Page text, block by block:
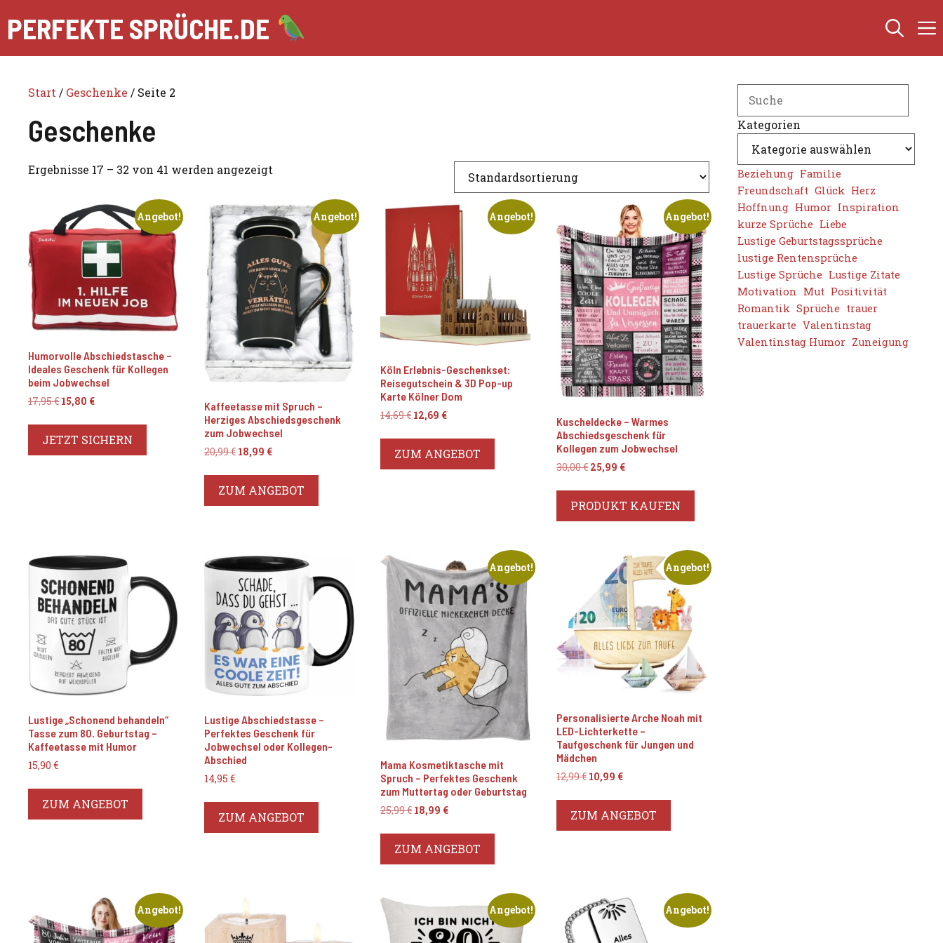
Inhalt
springen
PERFEKTE SPRÜCHE.DE
Start / Geschenke / Seite 2
Geschenke
Ergebnisse 17 – 32 von 41 werden angezeigt
Angebot!
Humorvolle Abschiedstasche –
Ideales Geschenk für Kollegen
beim Jobwechsel
17,95€ Ursprünglicher
war:
17,95 €
15,80 €Aktueller
ist:
15,80 €.
JETZT SICHERN
Angebot!
Kaffeetasse mit Spruch –
Herziges Abschiedsgeschenk
zum Jobwechsel
20,99€ Ursprünglicher
war:
20,99 €
18,99 €Aktueller
ist:
18,99 €.
ZUM ANGEBOT
Angebot!
Köln Erlebnis-Geschenkset:
Reisegutschein & 3D Pop-up
Karte Kölner Dom
14,69€ Ursprünglicher
war:
14,69 €
12,69 €Aktueller
ist:
12,69 €.
ZUM ANGEBOT
Angebot!
Kuscheldecke – Warmes
Abschiedsgeschenk für
Kollegen zum Jobwechsel
30,00€ Ursprünglicher
war:
30,00 €
25,99 €Aktueller
ist:
25,99 €.
PRODUKT KAUFEN
Lustige „Schonend behandeln“
Tasse zum 80. Geburtstag –
Kaffeetasse mit Humor
15,90 €
ZUM ANGEBOT
Lustige Abschiedstasse –
Perfektes Geschenk für
Jobwechsel oder Kollegen-
Abschied
14,95€
ZUM ANGEBOT
Angebot!
Mama Kosmetiktasche mit
Spruch – Perfektes Geschenk
zum Muttertag oder Geburtstag
25,99€ Ursprünglicher
war:
25,99 €
18,99 €Aktueller
ist:
18,99 €.
ZUM ANGEBOT
Angebot!
Personalisierte Arche Noah mit
LED-Lichterkette –
Taufgeschenk für Jungen und
Mädchen
12,99€ Ursprünglicher
war:
12,99 €
10,99 €Aktueller
ist:
10,99 €.
ZUM ANGEBOT
Angebot! Angebot! Angebot!
Kategorien
Beziehung Familie
Freundschaft Glück Herz
Hoffnung Humor Inspiration
kurze Sprüche Liebe
Lustige Geburtstagssprüche
lustige Rentensprüche
Lustige Sprüche Lustige Zitate
Motivation Mut Positivität
Romantik Sprüche trauer
trauerkarte Valentinstag
Valentinstag Humor Zuneigung